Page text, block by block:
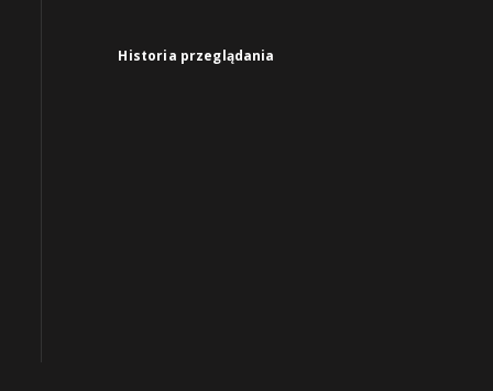
Historia przeglądania